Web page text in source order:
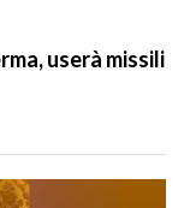
userà missili